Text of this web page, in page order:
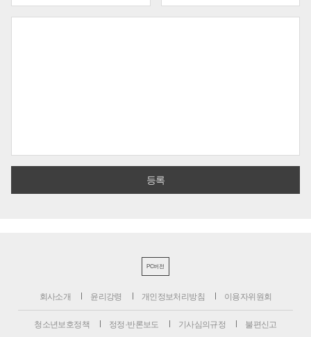
PC버전
회사소개 윤리강령 개인정보처리방침 이용자위원회
청소년보호정책 정정·반론보도 기사심의규정 불편신고